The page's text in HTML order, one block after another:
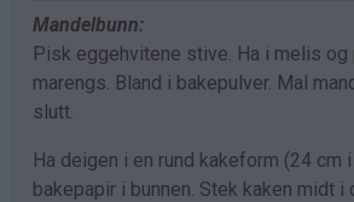
Mandelbunn:
Pisk eggehvitene stive. Ha i melis
marengs. Bland i bakepulver. Mal
slutt.
Ha deigen i en rund kakeform (24 cm
bakepapir i bunnen. Stek kaken midt i